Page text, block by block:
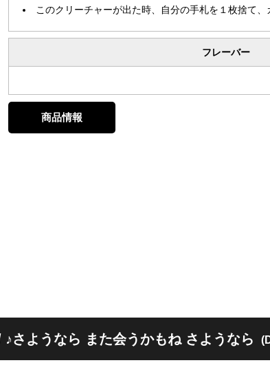
このクリーチャーが出た時、自分の手札を１枚捨て、
フレーバー
商品情報
さようなら また会うかもね さようなら